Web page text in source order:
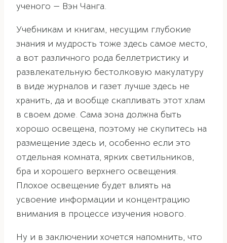
ученого — Вэн Чанга.
Учебникам и книгам, несущим глубокие
знания и мудрость тоже здесь самое место,
а вот различного рода беллетристику и
развлекательную бестолковую макулатуру
в виде журналов и газет лучше здесь не
хранить, да и вообще скапливать этот хлам
в своем доме. Сама зона должна быть
хорошо освещена, поэтому не скупитесь на
размещение здесь и, особенно если это
отдельная комната, ярких светильников,
бра и хорошего верхнего освещения.
Плохое освещение будет влиять на
усвоение информации и концентрацию
внимания в процессе изучения нового.
Ну и в заключении хочется напомнить, что